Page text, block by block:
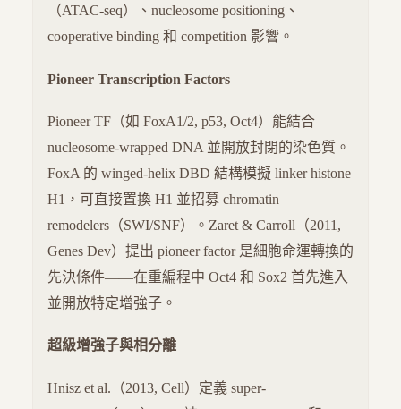
（ATAC-seq）、nucleosome positioning、
cooperative binding 和 competition 影響。
Pioneer Transcription Factors
Pioneer TF（如 FoxA1/2, p53, Oct4）能結合
nucleosome-wrapped DNA 並開放封閉的染色質。
FoxA 的 winged-helix DBD 結構模擬 linker histone
H1，可直接置換 H1 並招募 chromatin
remodelers（SWI/SNF）。Zaret & Carroll（2011,
Genes Dev）提出 pioneer factor 是細胞命運轉換的
先決條件——在重編程中 Oct4 和 Sox2 首先進入
並開放特定增強子。
超級增強子與相分離
Hnisz et al.（2013, Cell）定義 super-